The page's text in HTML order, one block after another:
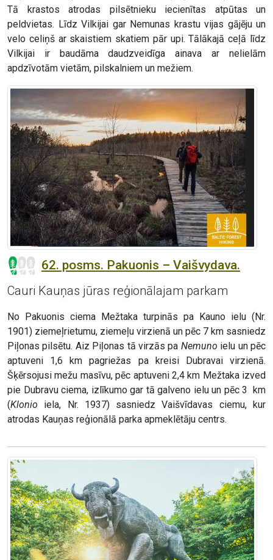
Tā krastos atrodas pilsētnieku iecienītas atpūtas un
peldvietas. Līdz Vilkijai gar Nemunas krastu vijas gājēju un
velo celiņš ar skaistiem skatiem pār upi. Tālākajā ceļā līdz
Vilkijai ir baudāma daudzveidīga ainava ar nelielām
apdzīvotām vietām, pilskalniem un mežiem.
62. posms. Pakuonis – Vaišvydava.
Cauri Kauņas jūras reģionālajam parkam
No Pakuonis ciema Mežtaka turpinās pa Kauno ielu (Nr.
1901) ziemeļrietumu, ziemeļu virzienā un pēc 7 km sasniedz
Piļonas pilsētu. Aiz Piļonas tā virzās pa Nemuno ielu un pēc
aptuveni 1,6 km pagriežas pa kreisi Dubravai virzienā.
Šķērsojusi mežu masīvu, pēc aptuveni 2,4 km Mežtaka izved
pie Dubravu ciema, izlīkumo gar tā galveno ielu un pēc 3 km
(Klonio iela, Nr. 1937) sasniedz Vaišvīdavas ciemu, kur
atrodas Kauņas reģionālā parka apmeklētāju centrs.